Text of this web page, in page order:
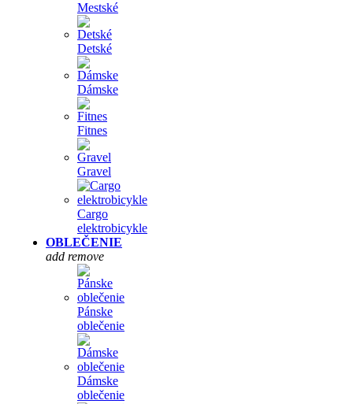
Mestské
Detské
Dámske
Fitnes
Gravel
Cargo
elektrobicykle
OBLEČENIE
add remove
Pánske
oblečenie
Dámske
oblečenie